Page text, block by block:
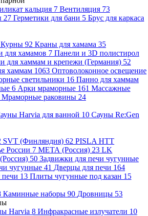
кальция 7 Вентиляция 73
27 Герметики для бани 5 Брус для каркаса
Курны 92 Краны для хамама 35
для хамамов 7 Панели и 3D полистирол
для хаммам и крепежи (Германия) 52
хаммам 1063 Оптоволоконное освещение
светильники 16 Панно для хаммам
6 Арки мраморные 161 Массажные
Мраморные раковины 24
Harvia для ванной 10 Сауны Re:Gen
SVT (Финляндия) 62 PISLA HTT
России 7 МЕТА (Россия) 23 LK
50 Задвижки для печи чугунные
чугунные 41 Дверцы для печи 164
13 Плиты чугунные под казан 15
Каминные наборы 90 Дровницы 53
Harvia 8 Инфракрасные излучатели 10